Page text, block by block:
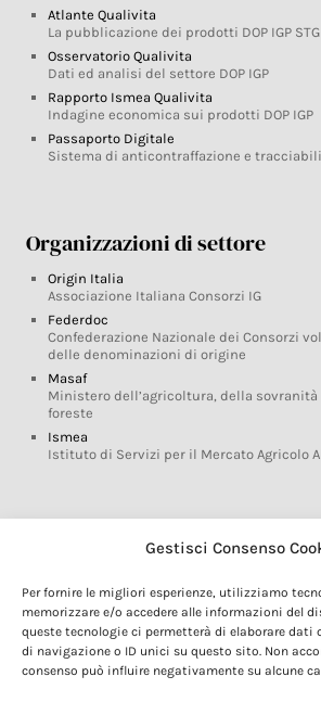
Gestisci Consenso
Per fornire le migliori esperienze, utilizziamo
memorizzare e/o accedere alle informazioni del
queste tecnologie ci permetterà di elaborare dati
di navigazione o ID unici su questo sito. Non
consenso può influire negativamente su alcune
Atlante Qualivita
La pubblicazione dei prodotti DOP IGP STG
Osservatorio Qualivita
Dati ed analisi del settore DOP IGP
Rapporto Ismea Qualivita
Indagine economica sui prodotti DOP IGP
Passaporto Digitale
Sistema di anticontraffazione e
Organizzazioni di settore
Origin Italia
Associazione Italiana Consorzi IG
Federdoc
Confederazione Nazionale dei Consorzi
delle denominazioni di origine
Masaf
Ministero dell’agricoltura, della
foreste
Ismea
Istituto di Servizi per il Mercato Agricolo
Glossario DOP IGP
Marchi DOP IGP
Normativa prodotti DOP IGP
Consorzi di Tutela
Farm To Fork e prodotti DOP IGP